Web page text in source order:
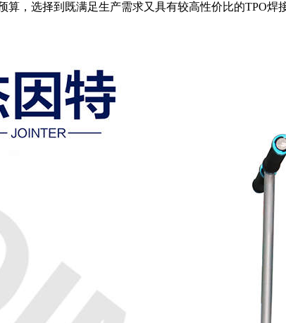
选择到既满足生产需求又具有较高性价比的TPO焊